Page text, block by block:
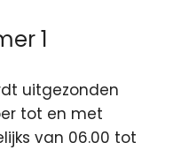
1
uitgezonden
tot en met
van 06.00 tot